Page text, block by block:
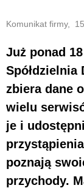
Komunikat firmy,
Już ponad
zbiera dane
wielu
je i
poznają
przychody.